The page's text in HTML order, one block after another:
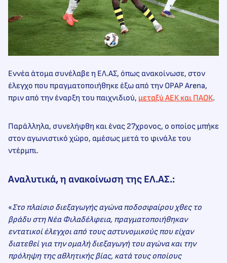
Εννέα άτομα συνέλαβε η ΕΛ.ΑΣ, όπως ανακοίνωσε, στον
έλεγχο που πραγματοποιήθηκε έξω από την OPAP Arena,
πριν από την έναρξη του παιχνιδιού, μεταξύ ΑΕΚ και ΠΑΟΚ.
Παράλληλα, συνελήφθη και ένας 27χρονος, ο οποίος μπήκε
στον αγωνιστικό χώρο, αμέσως μετά το φινάλε του
ντέρμπι.
Αναλυτικά, η ανακοίνωση της ΕΛ.ΑΣ.:
«Στο πλαίσιο διεξαγωγής αγώνα ποδοσφαίρου χθες το
βράδυ στη Νέα Φιλαδέλφεια, πραγματοποιήθηκαν
εντατικοί έλεγχοι από τους αστυνομικούς που είχαν
διατεθεί για την ομαλή διεξαγωγή του αγώνα και την
πρόληψη της αθλητικής βίας, κατά τους οποίους